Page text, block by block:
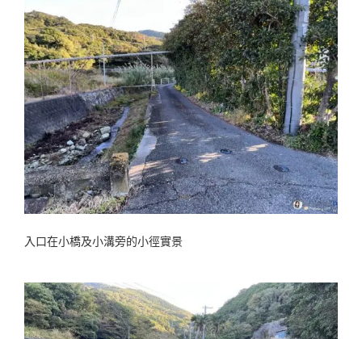
入口在小橋及小溝旁的小徑實景